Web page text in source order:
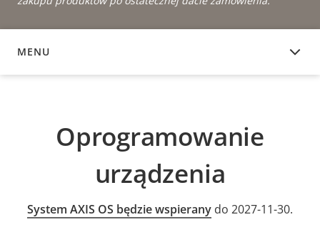
MENU
OPROGRAMOWANIE URZĄDZENIA
Oprogramowanie
urządzenia
System AXIS OS będzie wspierany do 2027-11-30.